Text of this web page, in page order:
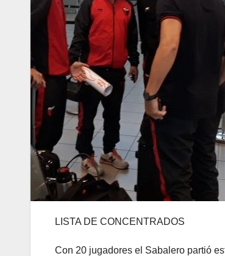
LISTA DE CONCENTRADOS
Con 20 jugadores el Sabalero partió